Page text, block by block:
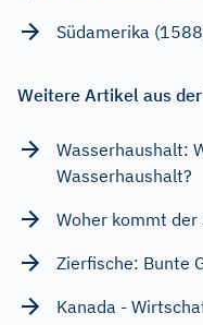
Südamerika
Weitere Artikel aus
Wasserhaushalt:
Wasserhaushalt?
Woher kommt der
Zierfische: Bunte
Kanada -